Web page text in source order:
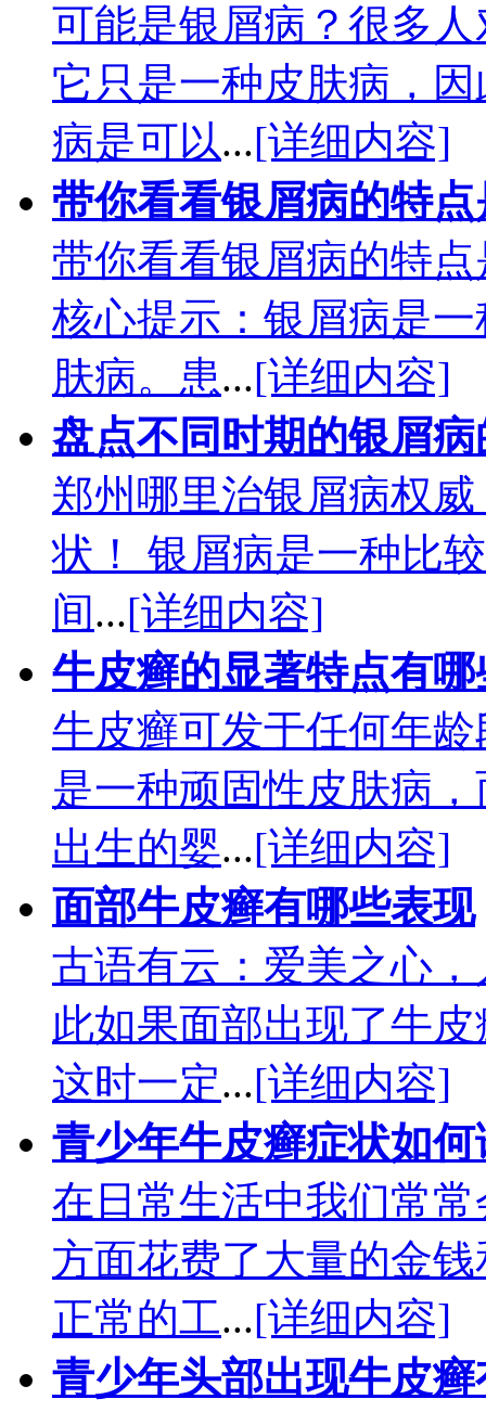
可能是银屑病？很多
它只是一种皮肤病，
病是可以...[详细内容]
带你看看银屑病的特
带你看看银屑病的特
核心提示：银屑病是
肤病。患...[详细内容]
盘点不同时期的银屑
郑州哪里治银屑病权
状！ 银屑病是一种比
间...[详细内容]
牛皮癣的显著特点有哪
牛皮癣可发于任何年
是一种顽固性皮肤病
出生的婴...[详细内容]
面部牛皮癣有哪些表现
古语有云：爱美之心
此如果面部出现了牛
这时一定...[详细内容]
青少年牛皮癣症状如何
在日常生活中我们常
方面花费了大量的金
正常的工...[详细内容]
青少年头部出现牛皮